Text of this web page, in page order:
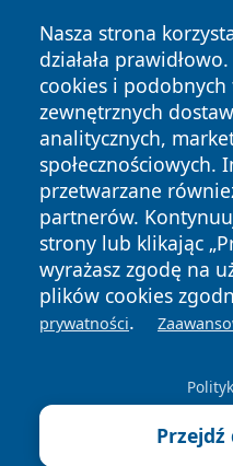
Nasza strona
działała
cookies i
zewnętrznych
analitycznych,
społecznościowych.
przetwarzane
partnerów.
strony lub klikając
wyrażasz zgodę na
plików cookies
prywatności.
Copyright © 2026
News Autorzy